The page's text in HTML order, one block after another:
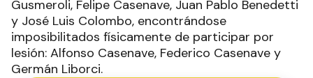
Gusmeroli, Felipe Casenave, Juan Pablo Benedetti
y José Luis Colombo, encontrándose
imposibilitados físicamente de participar por
lesión: Alfonso Casenave, Federico Casenave y
Germán Liborci.